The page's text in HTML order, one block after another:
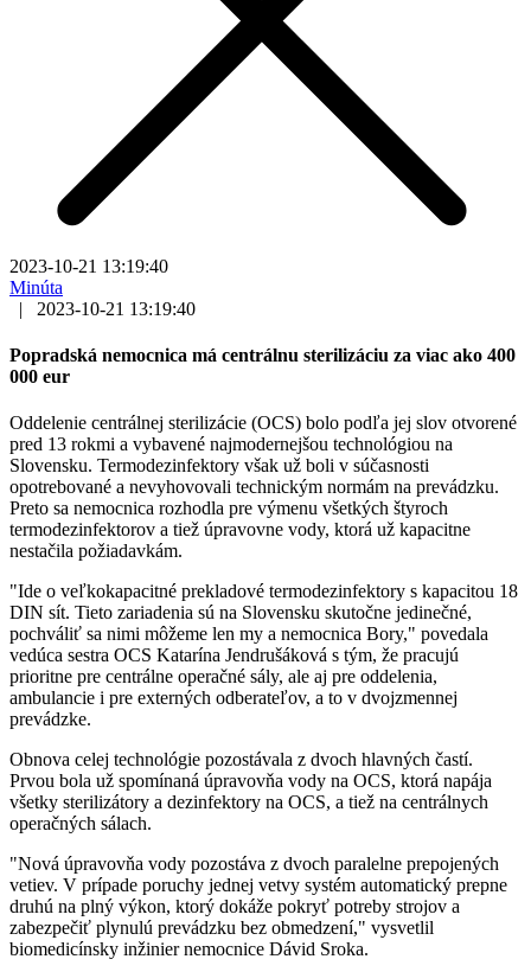
2023-10-21 13:19:40
Minúta
|
2023-10-21 13:19:40
Popradská nemocnica má centrálnu sterilizáciu za viac ako 400
000 eur
Oddelenie centrálnej sterilizácie (OCS) bolo podľa jej slov otvorené
pred 13 rokmi a vybavené najmodernejšou technológiou na
Slovensku. Termodezinfektory však už boli v súčasnosti
opotrebované a nevyhovovali technickým normám na prevádzku.
Preto sa nemocnica rozhodla pre výmenu všetkých štyroch
termodezinfektorov a tiež úpravovne vody, ktorá už kapacitne
nestačila požiadavkám.
"Ide o veľkokapacitné prekladové termodezinfektory s kapacitou 18
DIN sít. Tieto zariadenia sú na Slovensku skutočne jedinečné,
pochváliť sa nimi môžeme len my a nemocnica Bory," povedala
vedúca sestra OCS Katarína Jendrušáková s tým, že pracujú
prioritne pre centrálne operačné sály, ale aj pre oddelenia,
ambulancie i pre externých odberateľov, a to v dvojzmennej
prevádzke.
Obnova celej technológie pozostávala z dvoch hlavných častí.
Prvou bola už spomínaná úpravovňa vody na OCS, ktorá napája
všetky sterilizátory a dezinfektory na OCS, a tiež na centrálnych
operačných sálach.
"Nová úpravovňa vody pozostáva z dvoch paralelne prepojených
vetiev. V prípade poruchy jednej vetvy systém automatický prepne
druhú na plný výkon, ktorý dokáže pokryť potreby strojov a
zabezpečiť plynulú prevádzku bez obmedzení," vysvetlil
biomedicínsky inžinier nemocnice Dávid Sroka.